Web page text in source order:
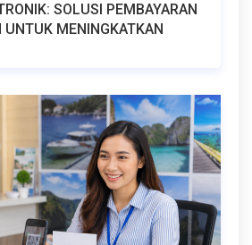
SOLUSI PEMBAYARAN
UNTUK MENINGKATKAN